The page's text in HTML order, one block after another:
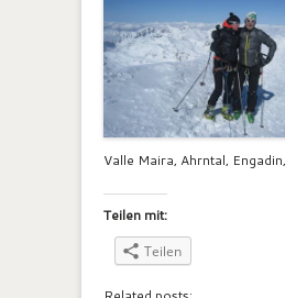
Valle Maira, Ahrntal,
Teilen mit:
Teilen